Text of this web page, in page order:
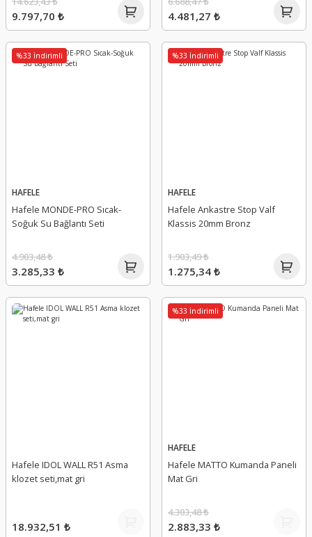
9.797,70 ₺ 4.481,27 ₺
%33 İndirimli
HAFELE
Hafele MONDE-PRO Sıcak-
Soğuk Su Bağlantı Seti
3.285,33 ₺
4.903,48 ₺
%33 İndirimli
HAFELE
Hafele Ankastre Stop Valf
Klassis 20mm Bronz
1.275,34 ₺
1.903,49 ₺
Hafele IDOL WALL R51 Asma
klozet seti,mat gri
18.932,51 ₺
%33 İndirimli
HAFELE
Hafele MATTO Kumanda Paneli
Mat Gri
2.883,33 ₺
4.303,48 ₺